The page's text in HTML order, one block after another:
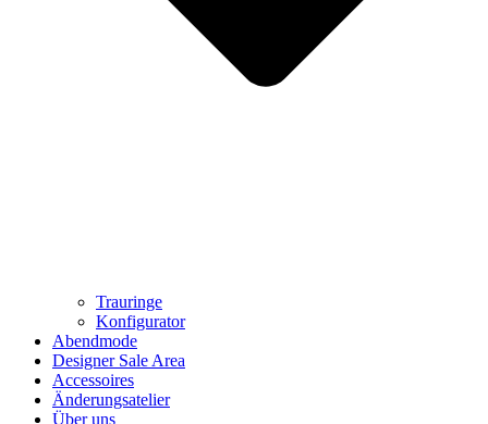
Trauringe
Konfigurator
Abendmode
Designer Sale Area
Accessoires
Änderungsatelier
Über uns